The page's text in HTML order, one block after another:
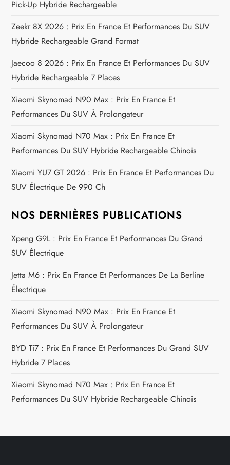
o
n
d
e
l
’
a
r
t
c
l
Pick-Up Hybride Rechargeable
Zeekr 8X 2026 : Prix En France Et Performances Du SUV
Hybride Rechargeable Grand Format
Jaecoo 8 2026 : Prix En France Et Performances Du SUV
Hybride Rechargeable 7 Places
Xiaomi Skynomad N90 Max : Prix En France Et
Performances Du SUV À Prolongateur
Xiaomi Skynomad N70 Max : Prix En France Et
Performances Du SUV Hybride Rechargeable Chinois
Xiaomi YU7 GT 2026 : Prix En France Et Performances Du
SUV Électrique De 990 Ch
NOS DERNIÈRES PUBLICATIONS
Xpeng G9L : Prix En France Et Performances Du Grand
SUV Électrique
Jetta M6 : Prix En France Et Performances De La Berline
Électrique
Xiaomi Skynomad N90 Max : Prix En France Et
Performances Du SUV À Prolongateur
BYD Ti7 : Prix En France Et Performances Du Grand SUV
Hybride 7 Places
Xiaomi Skynomad N70 Max : Prix En France Et
Performances Du SUV Hybride Rechargeable Chinois